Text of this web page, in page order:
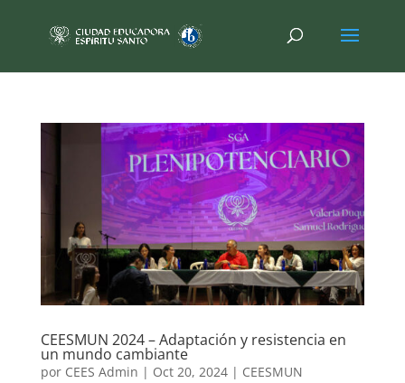
CEESMUN 2024 – Adaptación y resistencia en
un mundo cambiante
por CEES Admin | Oct 20, 2024| CEESMUN